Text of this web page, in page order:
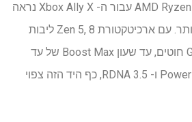
ממעבד AMD Ryzen AI Z2 Extreme עבור ה- Xbox Ally X נראה
שהופך את זה למרשים יותר. עם ארכיטקטורת Zen 5, 8 ליבות
מעבד, 16 ליבות GPU, 16 חוטים, עד שעון Boost Max של עד
5GHz, עד 35 וואט עבור Power ו- RDNA 3.5, כף היד הזה צפוי